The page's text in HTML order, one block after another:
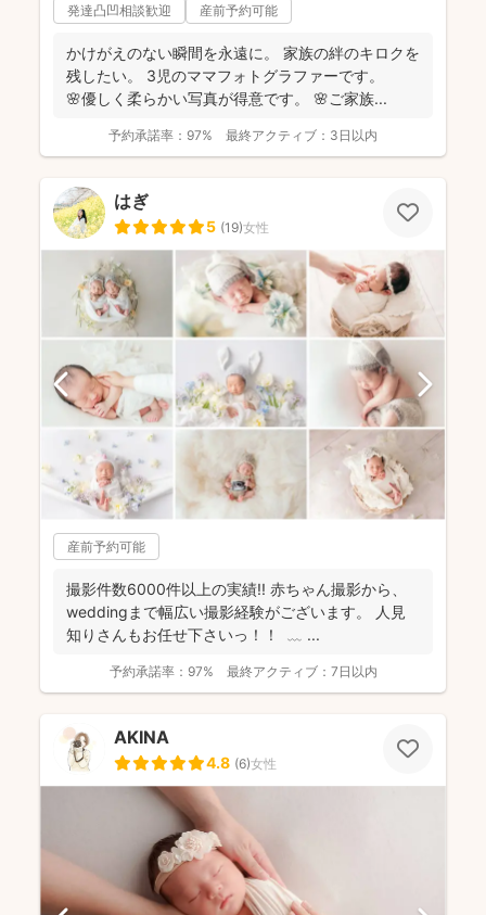
発達凸凹相談歓迎 産前予約可能
かけがえのない瞬間を永遠に。 家族の絆のキロクを
残したい。 3児のママフォトグラファーです。
🌸優しく柔らかい写真が得意です。 🌸ご家族...
予約承諾率： 97% 最終アクティブ： 3日以内
はぎ
5 (19)女性
産前予約可能
撮影件数6000件以上の実績!! 赤ちゃん撮影から、
weddingまで幅広い撮影経験がございます。 人見
知りさんもお任せ下さいっ！！ ⁡ ﹏ ⁡...
予約承諾率： 97% 最終アクティブ： 7日以内
AKINA
4.8 (6)女性